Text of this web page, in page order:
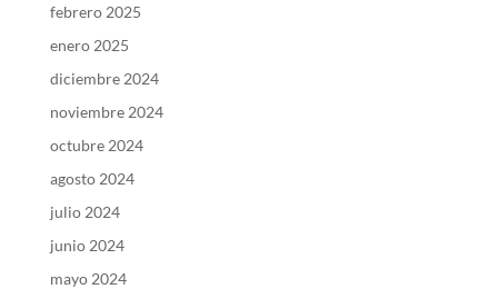
febrero 2025
enero 2025
diciembre 2024
noviembre 2024
octubre 2024
agosto 2024
julio 2024
junio 2024
mayo 2024